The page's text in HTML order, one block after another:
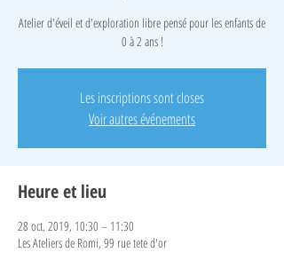
Atelier d'éveil et d'exploration libre pensé pour les enfants de
0 à 2 ans !
Les inscriptions sont closes
Voir autres événements
Heure et lieu
28 oct. 2019, 10:30 – 11:30
Les Ateliers de Romi, 99 rue tete d'or